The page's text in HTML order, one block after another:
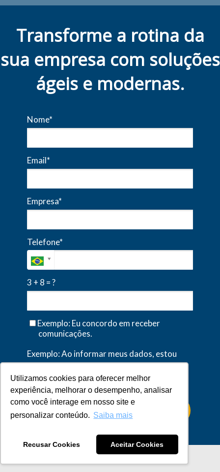
Utilizamos cookies para oferecer melhor
experiência, melhorar o desempenho, analisar
como você interage em nosso site e
personalizar conteúdo. Saiba mais
Recusar Cookies Aceitar Cookies
Transforme a rotina da
sua empresa com soluções
ágeis e modernas.
Nome*
Email*
Empresa*
Telefone*
3 + 8 = ?
Exemplo: Eu concordo em receber
comunicações.
Exemplo: Ao informar meus dados, estou
ciente das diretrizes daPolítica de
Privacidade.
Solicitar Demonstração